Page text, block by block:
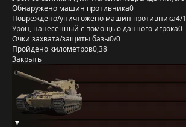
Обнаружено машин противника0
Повреждено/уничтожено машин противника4/1
Урон, нанесённый с помощью данного игрока0
Очки захвата/защиты базы0/0
Пройдено километров0,38
Закрыть